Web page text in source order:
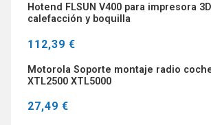
Hotend FLSUN V400 para impresora
calefacción y boquilla
112,39 €
Motorola Soporte montaje radio
XTL2500 XTL5000
27,49 €